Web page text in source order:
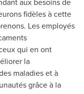
fidèles à cette
Les employés
qui en ont
la
maladies et à
grâce à la